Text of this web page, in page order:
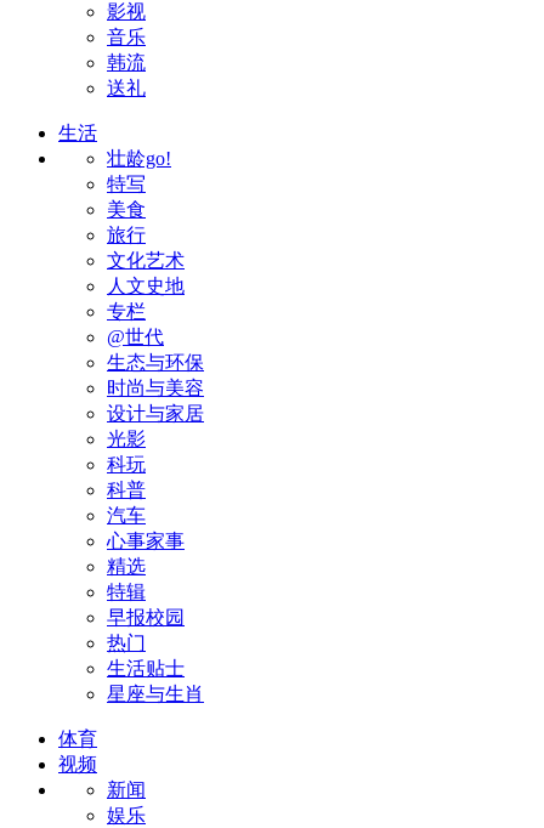
影视
音乐
韩流
送礼
生活
壮龄go!
特写
美食
旅行
文化艺术
人文史地
专栏
@世代
生态与环保
时尚与美容
设计与家居
光影
科玩
科普
汽车
心事家事
精选
特辑
早报校园
热门
生活贴士
星座与生肖
体育
视频
新闻
娱乐